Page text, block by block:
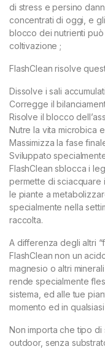
di stress e persino
concentrati di oggi, e
blocco dei nutrienti
coltivazione ;
FlashClean risolve
Dissolve i sali
Corregge il
Risolve il blocco
Nutre la vita microbica
Massimizza la fase
Sviluppato
FlashClean sblocca i
permette di sciacquare
le piante a
specialmente nella
raccolta.
A differenza degli altri
FlashClean non un
magnesio o altri
rende specialmente
sistema, ed alle tue
momento ed in
Non importa che tipo di
outdoor, senza